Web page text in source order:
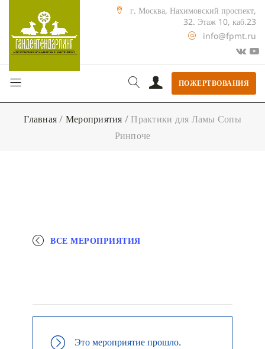
г. Москва, Нахимовский проспект,
32. Этаж 10, каб.23
info@fpmt.ru
ПОЖЕРТВОВАНИЯ
Главная/ Мероприятия / Практики для Ламы Сопы
Ринпоче
ВСЕ МЕРОПРИЯТИЯ
Это мероприятие прошло.